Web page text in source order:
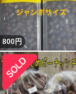
800円